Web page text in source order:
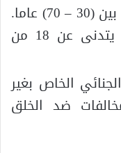
لا بد أن يكون عمر المواطن بين (30 – 70) عاما.
وأن عمر غير السعودية لا يتدنى عن 18 من
الخاص بغير
ضد الخلق